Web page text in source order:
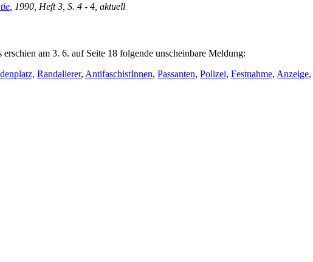
, 1990, Heft 3, S. 4 - 4, aktuell
am 3. 6. auf Seite 18 folgende unscheinbare Meldung:
, Randalierer, AntifaschistInnen, Passanten, Polizei, Festnahme, Anzeige,